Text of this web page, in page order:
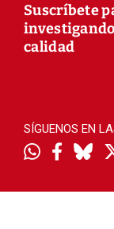
Suscríbete
calidad
SÍGUENOS EN